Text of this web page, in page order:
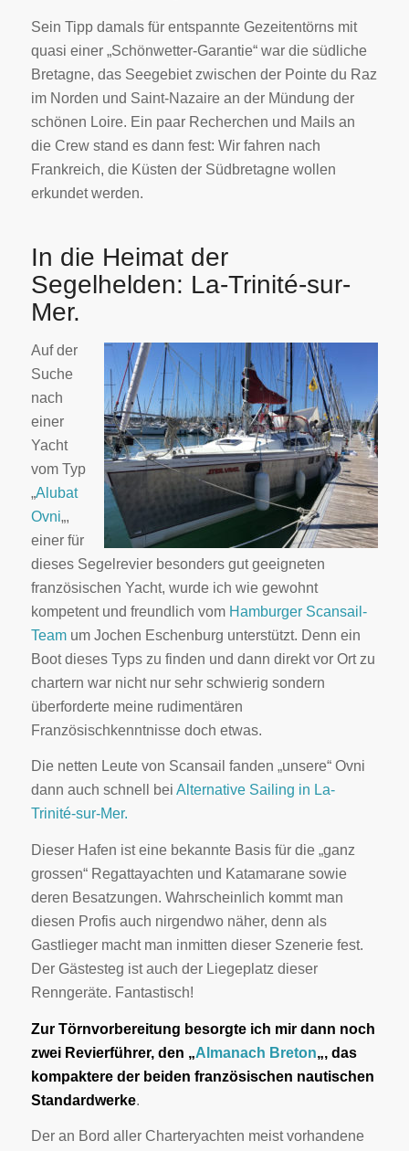
Sein Tipp damals für entspannte Gezeitentörns mit
quasi einer „Schönwetter-Garantie“ war die südliche
Bretagne, das Seegebiet zwischen der Pointe du Raz
im Norden und Saint-Nazaire an der Mündung der
schönen Loire. Ein paar Recherchen und Mails an
die Crew stand es dann fest: Wir fahren nach
Frankreich, die Küsten der Südbretagne wollen
erkundet werden.
In die Heimat der
Segelhelden: La-Trinité-sur-
Mer.
Auf der
Suche
nach
einer
Yacht
vom Typ
„Alubat
Ovni„,
einer für
dieses Segelrevier besonders gut geeigneten
französischen Yacht, wurde ich wie gewohnt
kompetent und freundlich vom Hamburger Scansail-
Teamum Jochen Eschenburg unterstützt. Denn ein
Boot dieses Typs zu finden und dann direkt vor Ort zu
chartern war nicht nur sehr schwierig sondern
überforderte meine rudimentären
Französischkenntnisse doch etwas.
Die netten Leute von Scansail fanden „unsere“ Ovni
dann auch schnell bei Alternative Sailing in La-
Trinité-sur-Mer.
Dieser Hafen ist eine bekannte Basis für die „ganz
grossen“ Regattayachten und Katamarane sowie
deren Besatzungen. Wahrscheinlich kommt man
diesen Profis auch nirgendwo näher, denn als
Gastlieger macht man inmitten dieser Szenerie fest.
Der Gästesteg ist auch der Liegeplatz dieser
Renngeräte. Fantastisch!
Zur Törnvorbereitung besorgte ich mir dann noch
zwei Revierführer, den „Almanach Breton„, das
kompaktere der beiden französischen nautischen
Standardwerke.
Der an Bord aller Charteryachten meist vorhandene